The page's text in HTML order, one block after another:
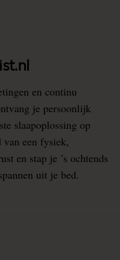
en continu
je persoonlijk
slaapoplossing op
een fysiek,
en stap je ’s ochtends
uit je bed.